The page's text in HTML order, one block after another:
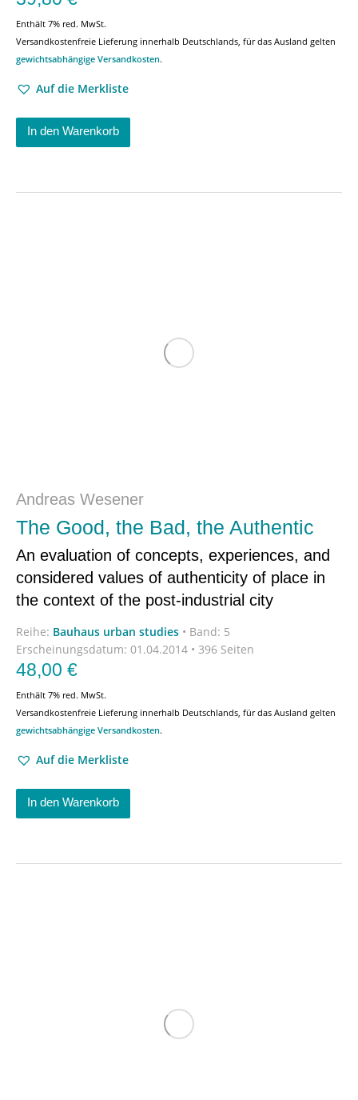
Enthält 7% red. MwSt.
Versandkostenfreie Lieferung innerhalb Deutschlands, für das Ausland gelten
gewichtsabhängige Versandkosten.
Auf die Merkliste
In den Warenkorb
Andreas Wesener
The Good, the Bad, the Authentic
An evaluation of concepts, experiences, and
considered values of authenticity of place in
the context of the post-industrial city
Reihe: Bauhaus urban studies • Band: 5
Erscheinungsdatum: 01.04.2014 • 396 Seiten
48,00 €
Enthält 7% red. MwSt.
Versandkostenfreie Lieferung innerhalb Deutschlands, für das Ausland gelten
gewichtsabhängige Versandkosten.
Auf die Merkliste
In den Warenkorb